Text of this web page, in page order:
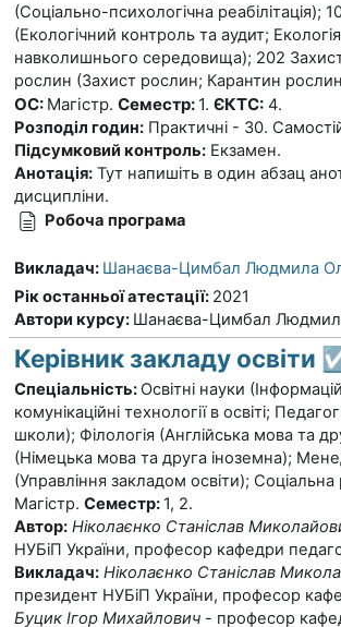
(Соціально-психологічна реабілітація);
(Екологічний контроль та аудит;
навколишнього середовища); 202 Захист
рослин (Захист рослин; Карантин
ОС: Магістр. Семестр: 1. ЄКТС: 4.
Розподіл годин: Практичні - 30.
Підсумковий контроль: Екзамен.
Анотація: Тут напишіть в один абзац
дисципліни.
Робоча програма
Викладач: Шанаєва-Цимбал Людмила
Рік останньої атестації: 2021
Автори курсу: Шанаєва-Цимбал
Керівник закладу освіти
Спеціальність: Освітні науки
комунікаційні технології в освіті;
школи); Філологія (Англійська мова та
(Німецька мова та друга іноземна);
(Управління закладом освіти); Соціальна
Магістр. Семестр: 1, 2.
Автор: Ніколаєнко Станіслав
НУБіП України, професор кафедри
Викладач: Ніколаєнко Станіслав
президент НУБіП України, професор
Буцик Ігор Михайлович - професор